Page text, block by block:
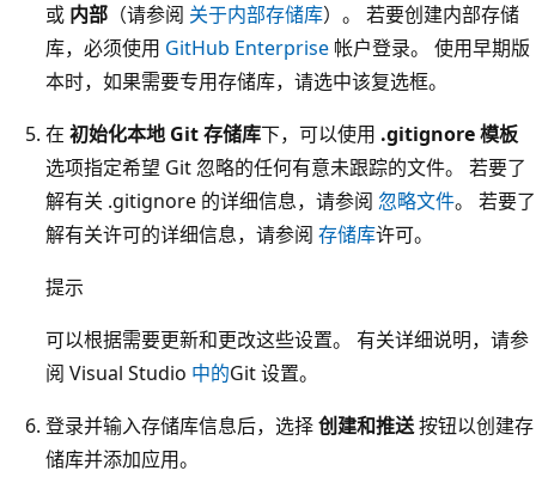
或 内部 （请参阅 关于内部存储库）。 若要创建内部存储
库，必须使用 GitHub Enterprise 帐户登录。 使用早期版
本时，如果需要专用存储库，请选中该复选框。
在 初始化本地 Git 存储库下，可以使用 .gitignore 模板
选项指定希望 Git 忽略的任何有意未跟踪的文件。 若要了
解有关 .gitignore 的详细信息，请参阅 忽略文件。 若要了
解有关许可的详细信息，请参阅 存储库许可。
提示
可以根据需要更新和更改这些设置。 有关详细说明，请参
阅 Visual Studio 中的Git 设置。
登录并输入存储库信息后，选择创建和推送按钮以创建存
储库并添加应用。